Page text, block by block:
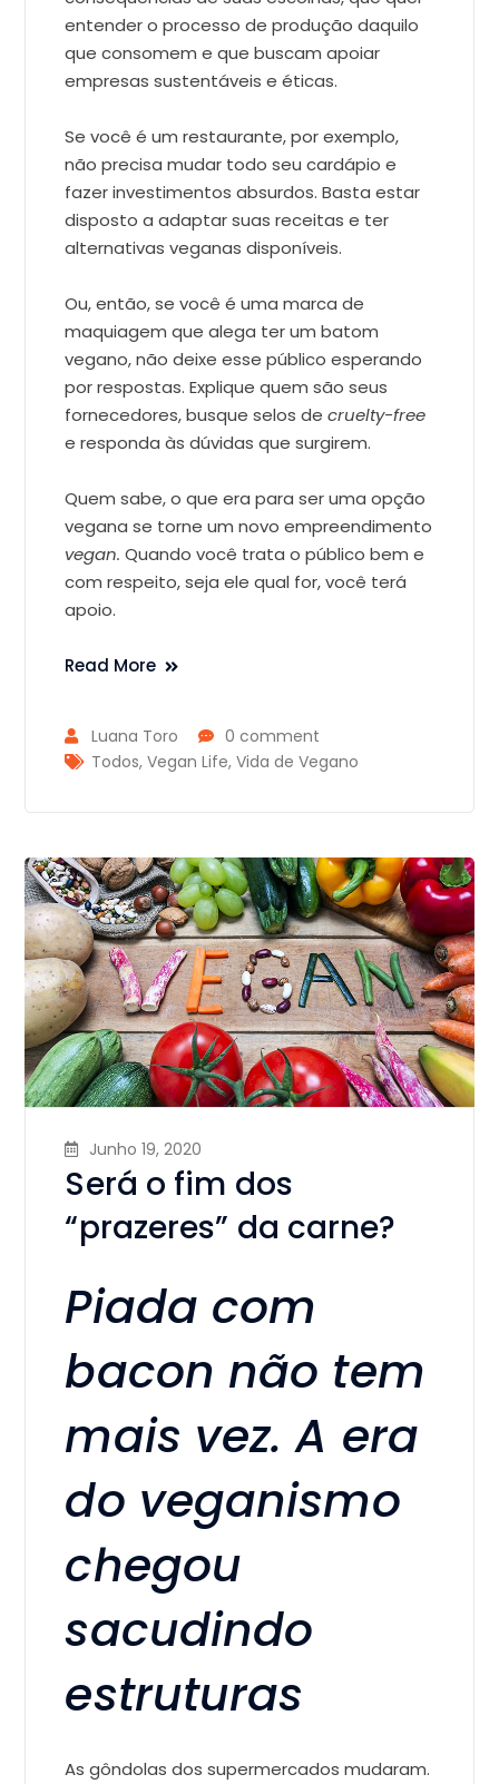
entender o processo de produção daquilo
que consomem e que buscam apoiar
empresas sustentáveis e éticas.
Se você é um restaurante, por exemplo,
não precisa mudar todo seu cardápio e
fazer investimentos absurdos. Basta estar
disposto a adaptar suas receitas e ter
alternativas veganas disponíveis.
Ou, então, se você é uma marca de
maquiagem que alega ter um batom
vegano, não deixe esse público esperando
por respostas. Explique quem são seus
fornecedores, busque selos decruelty-free
e responda às dúvidas que surgirem.
Quem sabe, o que era para ser uma opção
vegana se torne um novo empreendimento
vegan. Quando você trata o público bem e
com respeito, seja ele qual for, você terá
apoio.
Read More
Luana Toro
0 comment
Todos,Vegan Life,Vida de Vegano
Junho 19, 2020
Será o fim dos
“prazeres” da carne?
Piada com
bacon não tem
mais vez. A era
do veganismo
chegou
sacudindo
estruturas
As gôndolas dos supermercados mudaram.